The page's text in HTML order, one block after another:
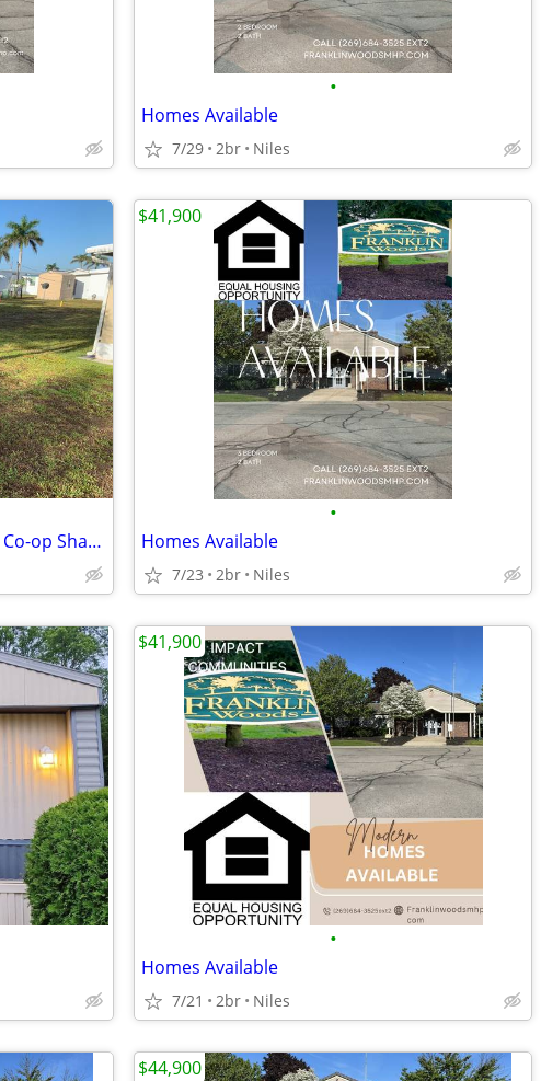
•
Homes Available
7/29 2br Niles
Naples 55+ Mobile Home Lot with Co-op Share – 20 Min to Beaches
•
Homes Available
7/23 2br Niles
$41,900
•
Homes Available
7/21 2br Niles
$41,900
$44,900